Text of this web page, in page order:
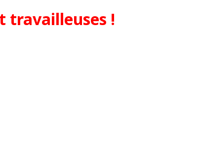
travailleuses !